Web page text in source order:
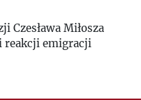
1981
1982
Czesława Miłosza
reakcji emigracji